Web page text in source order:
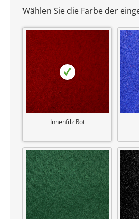
Wählen Sie die Farbe der
Innenfilz Rot